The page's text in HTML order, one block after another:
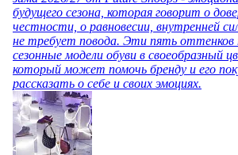
будущего сезона, которая говорит о
честности, о равновесии, внутренней
не требует повода. Эти пять
сезонные модели обуви в своеобразный
который может помочь бренду и его
рассказать о себе и своих эмоциях.